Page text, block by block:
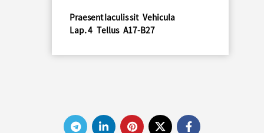
Praesent Iaculis sit Vehicula
Lap. 4 Tellus A17-B27